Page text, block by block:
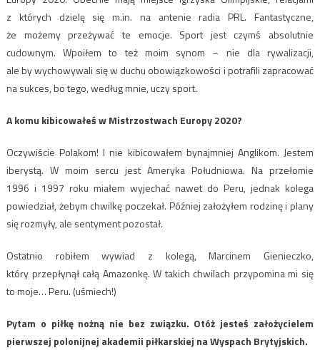
z których dzielę się m.in. na antenie radia PRL. Fantastyczne,
że możemy przeżywać te emocje. Sport jest czymś absolutnie
cudownym. Wpoiłem to też moim synom – nie dla rywalizacji,
ale by wychowywali się w duchu obowiązkowości i potrafili zapracować
na sukces, bo tego, według mnie, uczy sport.
A komu kibicowałeś w Mistrzostwach Europy 2020?
Oczywiście Polakom! I nie kibicowałem bynajmniej Anglikom. Jestem
iberystą. W moim sercu jest Ameryka Południowa. Na przełomie
1996 i 1997 roku miałem wyjechać nawet do Peru, jednak kolega
powiedział, żebym chwilkę poczekał. Później założyłem rodzinę i plany
się rozmyły, ale sentyment pozostał.
Ostatnio robiłem wywiad z kolegą, Marcinem Gienieczko,
który przepłynął całą Amazonkę. W takich chwilach przypomina mi się
to moje… Peru. (uśmiech!)
Pytam o piłkę nożną nie bez związku. Otóż jesteś założycielem
pierwszej polonijnej akademii piłkarskiej na Wyspach Brytyjskich.